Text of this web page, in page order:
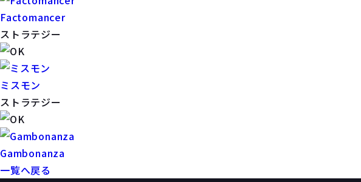
Factomancer
ストラテジー
ミスモン
ストラテジー
Gambonanza
一覧へ戻る